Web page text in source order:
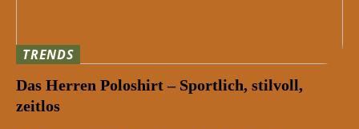
TRENDS
Das Herren Poloshirt – Sportlich, stilvoll,
zeitlos